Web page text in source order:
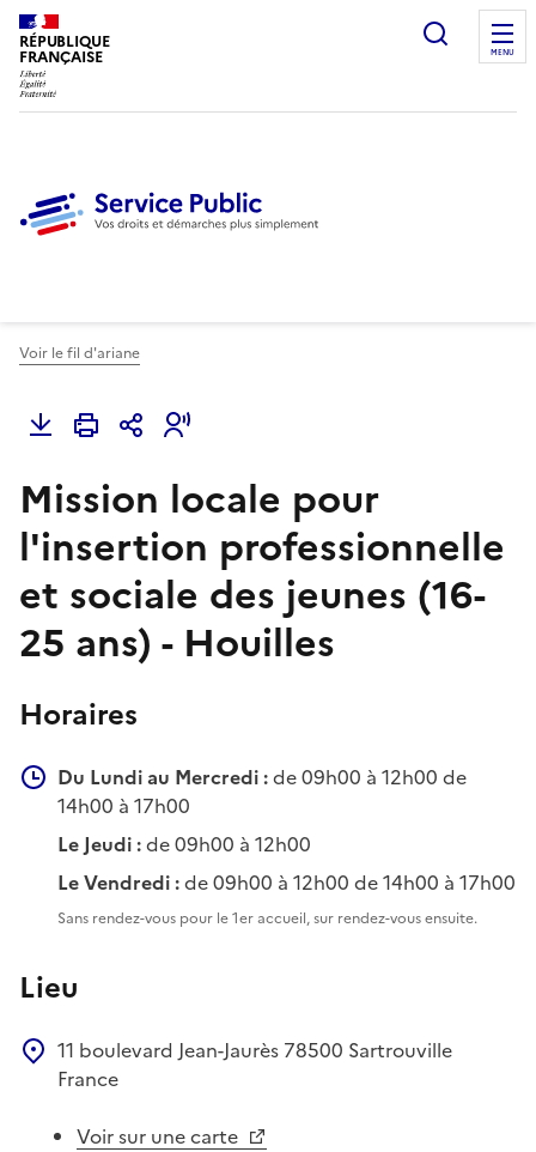
RÉPUBLIQUE
FRANÇAISE
Ouvrir
MENU
Voir le fil d'ariane
Mission locale pour
l'insertion professionnelle
et sociale des jeunes (16-
25 ans) - Houilles
Horaires
Du Lundi au Mercredi :de 09h00 à 12h00 de
14h00 à 17h00
Le Jeudi :de 09h00 à 12h00
Le Vendredi :de 09h00 à 12h00 de 14h00 à 17h00
Sans rendez-vous pour le 1er accueil, sur rendez-vous ensuite.
Lieu
11 boulevard Jean-Jaurès 78500 Sartrouville
France
Voir sur une carte